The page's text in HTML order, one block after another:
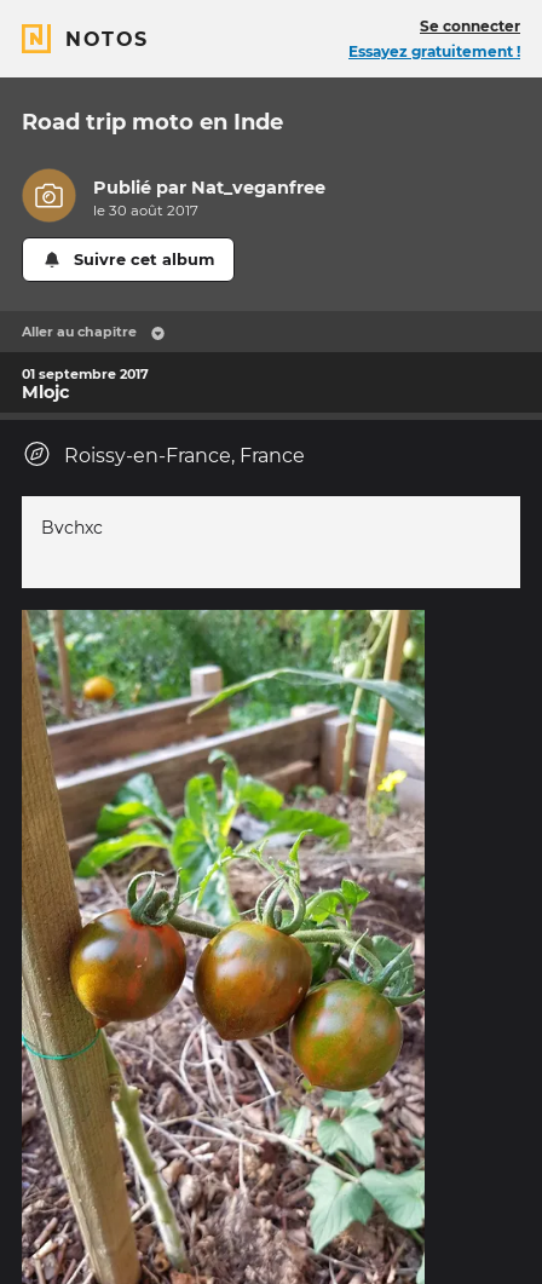
NOTOS
Se connecter
Essayez gratuitement !
Road trip moto en Inde
Publié par Nat_veganfree
le 30 août 2017
Suivre cet album
Aller au chapitre
01 septembre 2017
Mlojc
Roissy-en-France, France
Bvchxc